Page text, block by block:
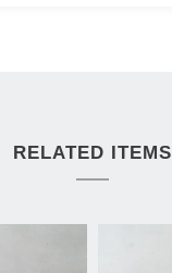
RELATED ITEMS